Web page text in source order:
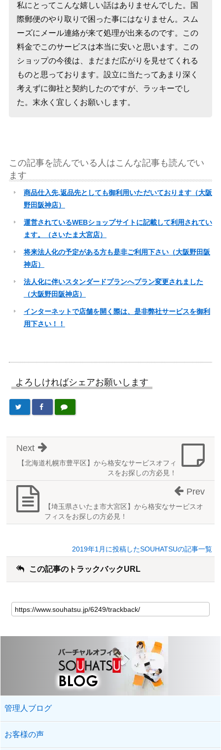
私にとってこんな嬉しい話はありませんでした。国
際郵便のやり取りで困った事にはなりません。スム
ーズにメール連絡が来て処理が出来るのです。この
料金でこのサービスは本当に安いと思います。この
ショップの今後は、まだまだ広がりを見せてくれる
ものと思っております。設立に当たってあまり深く
考えずに御社と契約したのですが、ラッキーでし
た。末永く宜しくお願いします。
この記事を読んでいる人はこんな記事も読んでい
ます
商品仕入先,返品先としても御利用いただいております（大阪
野田阪神店）
運営されているWEBショップサイトに記載して利用されてい
ます。（さいたま大宮店）
将来法人化の予定がある方も是非ご利用下さい（大阪野田阪
神店）
法人化に伴いスタンダードプランへプラン変更されました
（大阪野田阪神店）
インターネットで店舗を開く際は、是非弊社サービスを御利
用下さい！！
よろしければシェアお願いします
【北海道札幌市豊平区】から格安なサービスオフィ
スをお探しの方必見！
Next
【埼玉県さいたま市大宮区】から格安なサービスオ
フィスをお探しの方必見！
Prev
2019年1月に投稿したSOUHATSUの記事一覧
この記事のトラックバックURL
管理人ブログ
お客様の声